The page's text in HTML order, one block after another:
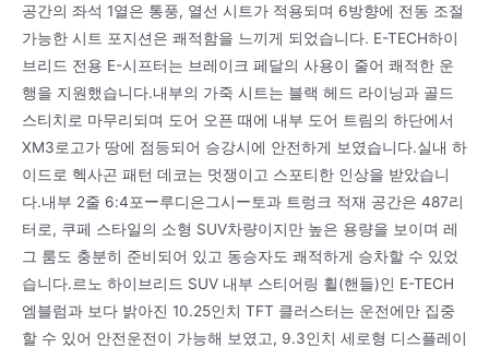
공간의 좌석 1열은 통풍, 열선 시트가 적용되며 6방향에 전동 조절
가능한 시트 포지션은 쾌적함을 느끼게 되었습니다. E-TECH하이
브리드 전용 E-시프터는 브레이크 페달의 사용이 줄어 쾌적한 운
행을 지원했습니다.내부의 가죽 시트는 블랙 헤드 라이닝과 골드
스티치로 마무리되며 도어 오픈 때에 내부 도어 트림의 하단에서
XM3로고가 땅에 점등되어 승강시에 안전하게 보였습니다.실내 하
이드로 헥사곤 패턴 데코는 멋쟁이고 스포티한 인상을 받았습니
다.내부 2줄 6:4포ー루디은그시ー토과 트렁크 적재 공간은 487리
터로, 쿠페 스타일의 소형 SUV차량이지만 높은 용량을 보이며 레
그 룸도 충분히 준비되어 있고 동승자도 쾌적하게 승차할 수 있었
습니다.르노 하이브리드 SUV 내부 스티어링 휠(핸들)인 E-TECH
엠블럼과 보다 밝아진 10.25인치 TFT 클러스터는 운전에만 집중
할 수 있어 안전운전이 가능해 보였고, 9.3인치 세로형 디스플레이